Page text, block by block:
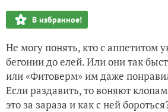
В избранное!
Не могу понять, кто с аппетитом
бегонии до елей. Или они так
или «Фитоверм» им даже
Если раздавить, то воняют
это за зараза и как с ней